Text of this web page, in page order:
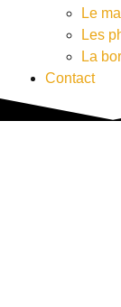
Le
Les
La
Contact